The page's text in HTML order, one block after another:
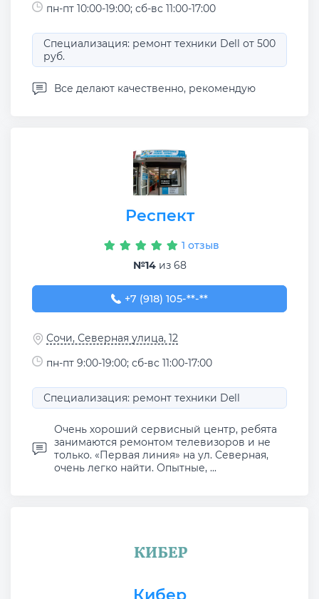
пн-пт 10:00-19:00; сб-вс 11:00-17:00
Специализация: ремонт техники Dell от 500
руб.
Все делают качественно, рекомендую
Респект
1 отзыв
№14из 68
+7 (918) 105-56-56
+7 (918) 105-**-**
Сочи, Северная улица, 12
пн-пт 9:00-19:00; сб-вс 11:00-17:00
Специализация: ремонт техники Dell
Очень хороший сервисный центр, ребята
занимаются ремонтом телевизоров и не
только. «Первая линия» на ул. Северная,
очень легко найти. Опытные, ...
Кибер